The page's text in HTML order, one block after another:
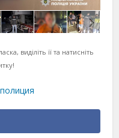
виділіть її та натисніть
полиция